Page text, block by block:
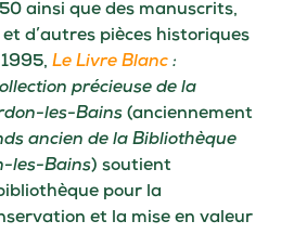
ainsi que des manuscrits,
d’autres pièces historiques
Le Livre Blanc :
précieuse de la
les-Bains (anciennement
ancien de la Bibliothèque
les-Bains) soutient
pour la
et la mise en valeur